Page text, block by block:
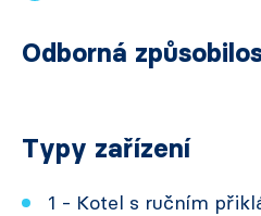
Odborná
Typy zařízení
1 - Kotel s ručním